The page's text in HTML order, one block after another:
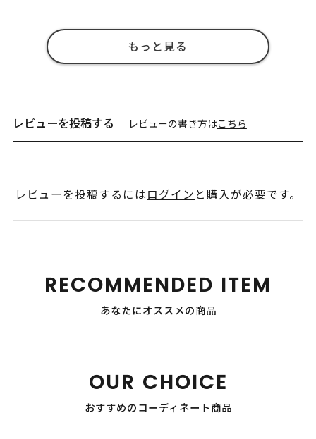
もっと見る
レビューを投稿する レビューの書き方はこちら
レビューを投稿するにはログイン と購入が必要です。
RECOMMENDED ITEM
あなたにオススメの商品
OUR CHOICE
おすすめのコーディネート商品